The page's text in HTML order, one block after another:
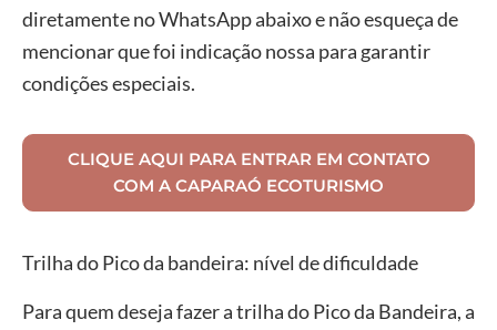
diretamente no WhatsApp abaixo e não esqueça de
mencionar que foi indicação nossa para garantir
condições especiais.
CLIQUE AQUI PARA ENTRAR EM CONTATO
COM A CAPARAÓ ECOTURISMO
Trilha do Pico da bandeira: nível de dificuldade
Para quem deseja fazer a trilha do Pico da Bandeira, a